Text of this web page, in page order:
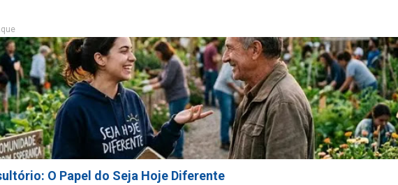
O Papel do Seja Hoje Diferente